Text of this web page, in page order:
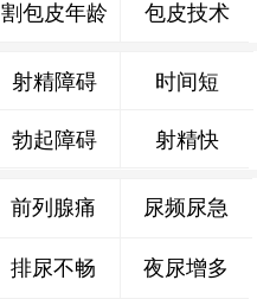
割包皮年龄 包皮技术
射精障碍
勃起障碍
时间短
射精快
前列腺痛 尿频尿急
排尿不畅 夜尿增多